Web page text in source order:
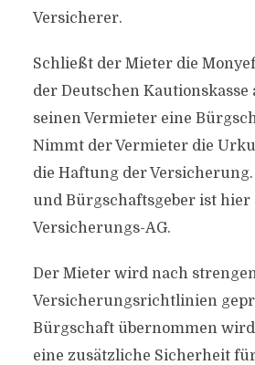
Versicherer.
Schließt der Mieter die
der Deutschen
seinen Vermieter eine
Nimmt der Vermieter die
die Haftung der
und Bürgschaftsgeber ist hier
Versicherungs-AG.
Der Mieter wird nach
Versicherungsrichtlinien
Bürgschaft übernommen
eine zusätzliche Sicherheit